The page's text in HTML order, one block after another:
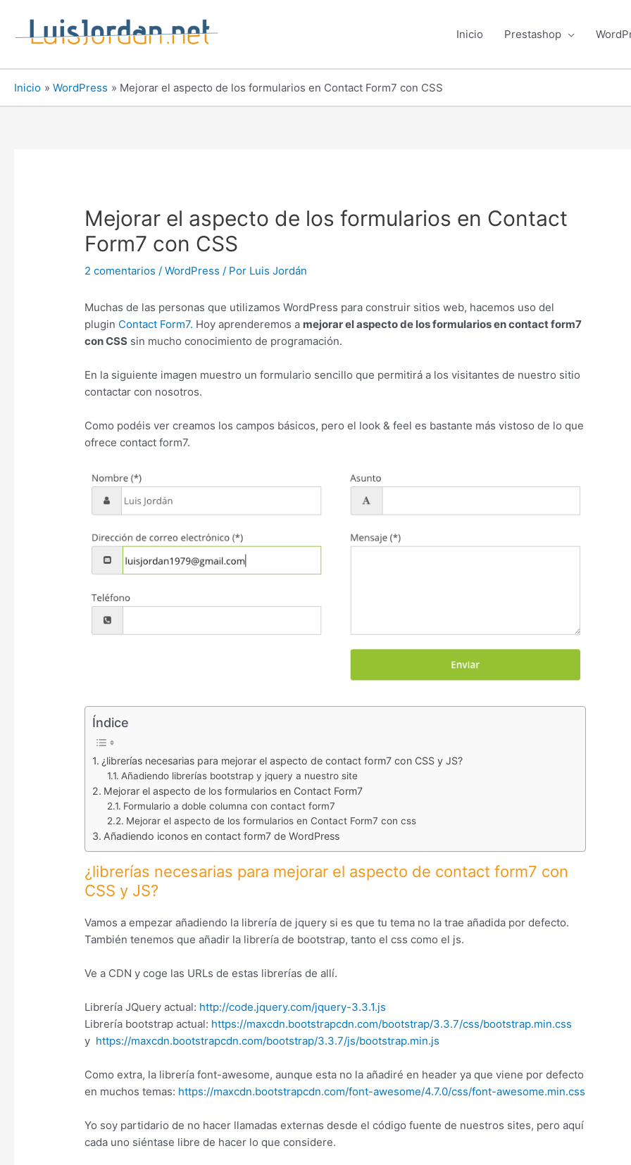
contenido
Inicio Prestashop
Inicio WordPress Mejorar el aspecto de los formularios en Contact Form7 con CSS
Mejorar el aspecto de los formularios en Contact
Form7 con CSS
2 comentarios /WordPress / Por Luis Jordán
Muchas de las personas que utilizamos WordPress para construir sitios web, hacemos uso del
plugin Contact Form7. Hoy aprenderemos a mejorar el aspecto de los formularios en contact form7
con CSS sin mucho conocimiento de programación.
En la siguiente imagen muestro un formulario sencillo que permitirá a los visitantes de nuestro sitio
contactar con nosotros.
Como podéis ver creamos los campos básicos, pero el look & feel es bastante más vistoso de lo que
ofrece contact form7.
Índice
¿librerías necesarias para mejorar el aspecto de contact form7 con CSS y JS?
Añadiendo librerías bootstrap y jquery a nuestro site
Mejorar el aspecto de los formularios en Contact Form7
Formulario a doble columna con contact form7
Mejorar el aspecto de los formularios en Contact Form7 con css
Añadiendo iconos en contact form7 de WordPress
¿librerías necesarias para mejorar el aspecto de contact form7 con
CSS y JS?
Vamos a empezar añadiendo la librería de jquery si es que tu tema no la trae añadida por defecto.
También tenemos que añadir la librería de bootstrap, tanto el css como el js.
Ve a CDN y coge las URLs de estas librerías de allí.
Librería JQuery actual: http://code.jquery.com/jquery-3.3.1.js
Librería bootstrap actual: https://maxcdn.bootstrapcdn.com/bootstrap/3.3.7/css/bootstrap.min.css
y https://maxcdn.bootstrapcdn.com/bootstrap/3.3.7/js/bootstrap.min.js
Como extra, la librería font-awesome, aunque esta no la añadiré en header ya que viene por defecto
en muchos temas: https://maxcdn.bootstrapcdn.com/font-awesome/4.7.0/css/font-awesome.min.css
Yo soy partidario de no hacer llamadas externas desde el código fuente de nuestros sites, pero aquí
cada uno siéntase libre de hacer lo que considere.